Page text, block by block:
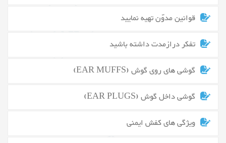
قوانین مدوّن تهیه نمایید
تفکر درازمدت داشته باشید
گوشی های روی گوش (EAR MUFFS)
گوشی داخل گوش (EAR PLUGS)
ویژگی های کفش ایمنی